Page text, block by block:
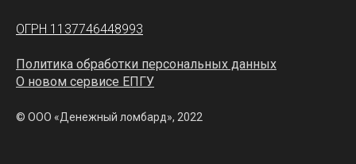
ОГРН 1137746448993
Политика обработки персональных данных
О новом сервисе ЕПГУ
© ООО «Денежный ломбард», 2022